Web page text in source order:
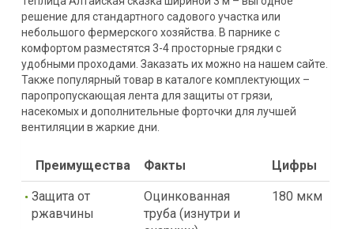
решение для стандартного садового участка или
небольшого фермерского хозяйства. В парнике с
комфортом разместятся 3-4 просторные грядки с
удобными проходами. Заказать их можно на нашем сайте.
Также популярный товар в каталоге комплектующих –
паропропускающая лента для защиты от грязи,
насекомых и дополнительные форточки для лучшей
вентиляции в жаркие дни.
Преимущества Факты Цифры
Защита от
ржавчины
Оцинкованная
труба (изнутри и
180 мкм